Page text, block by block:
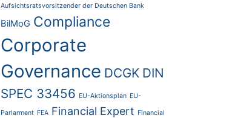
Aufsichtsratsvorsitzender der Deutschen Bank
BilMoG Compliance
Corporate
Governance DCGK DIN
SPEC 33456 EU-Aktionsplan EU-
Parlarment FEA Financial Expert Financial